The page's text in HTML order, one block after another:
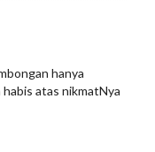
hanya
atas nikmatNya